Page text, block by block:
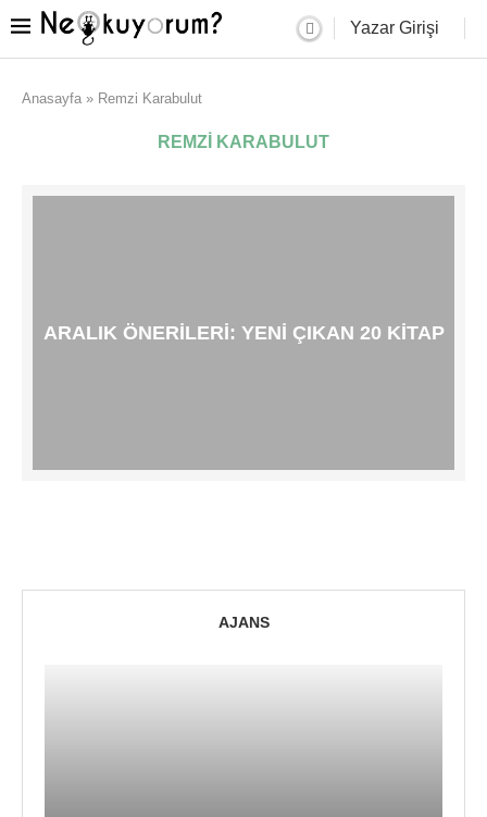
Yazar Girişi
Anasayfa » Remzi Karabulut
REMZI KARABULUT
ARALIK ÖNERILERI: YENI ÇIKAN 20 KITAP
AJANS